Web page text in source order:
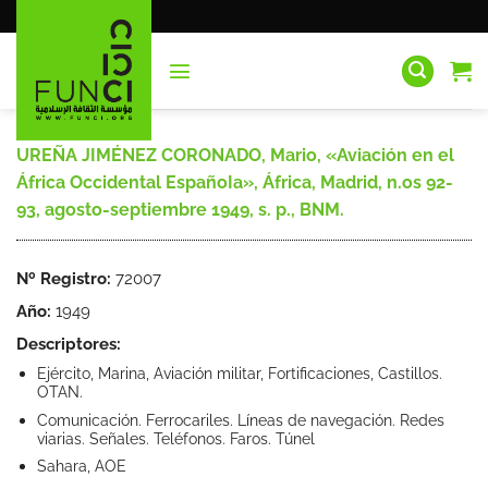
al
UREÑA JIMÉNEZ CORONADO, Mario, «Aviación en el
África Occidental EspañoIa», África, Madrid, n.os 92-
93, agosto-septiembre 1949, s. p., BNM.
Nº Registro: 72007
Año: 1949
Descriptores:
Ejército, Marina, Aviación militar, Fortificaciones, Castillos.
OTAN.
Comunicación. Ferrocariles. Líneas de navegación. Redes
viarias. Señales. Teléfonos. Faros. Túnel
Sahara, AOE